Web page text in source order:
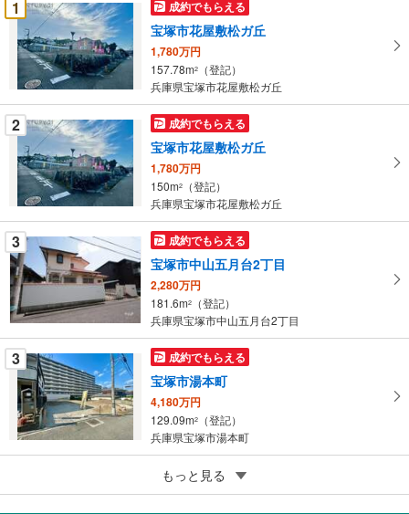
け
取
る
・
件
を
マ
イ
ペ
ー
ジ
に
保
存
す
る
1
成約でもらえる
宝塚市花屋敷松ガ丘
1,780万円
157.78m2
（登記）
兵庫県宝塚市花屋敷松ガ丘
2 成約でもらえる
宝塚市花屋敷松ガ丘
1,780万円
150m2
（登記）
兵庫県宝塚市花屋敷松ガ丘
3 成約でもらえる
宝塚市中山五月台2丁目
2,280万円
181.6m2
（登記）
兵庫県宝塚市中山五月台2丁目
3 成約でもらえる
宝塚市湯本町
4,180万円
129.09m2
（登記）
兵庫県宝塚市湯本町
成約でもらえる
宝塚市仁川台
もっと見る